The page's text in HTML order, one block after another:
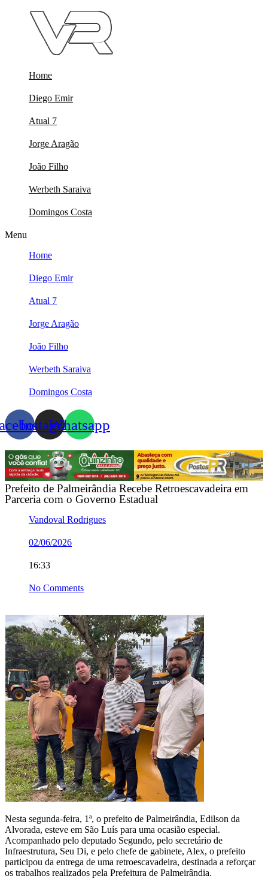
Home
Diego Emir
Atual 7
Jorge Aragão
João Filho
Werbeth Saraiva
Domingos Costa
Menu
Home
Diego Emir
Atual 7
Jorge Aragão
João Filho
Werbeth Saraiva
Domingos Costa
InstagramWhatsapp
Prefeito de Palmeirândia Recebe Retroescavadeira em
Parceria com o Governo Estadual
Vandoval Rodrigues
02/06/2026
16:33
No Comments
Nesta segunda-feira, 1ª, o prefeito de Palmeirândia, Edilson da
Alvorada, esteve em São Luís para uma ocasião especial.
Acompanhado pelo deputado Segundo, pelo secretário de
Infraestrutura, Seu Di, e pelo chefe de gabinete, Alex, o prefeito
participou da entrega de uma retroescavadeira, destinada a reforçar
os trabalhos realizados pela Prefeitura de Palmeirândia.